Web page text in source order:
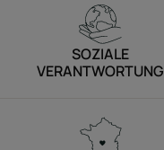
SOZIALE
VERANTWORTUNG